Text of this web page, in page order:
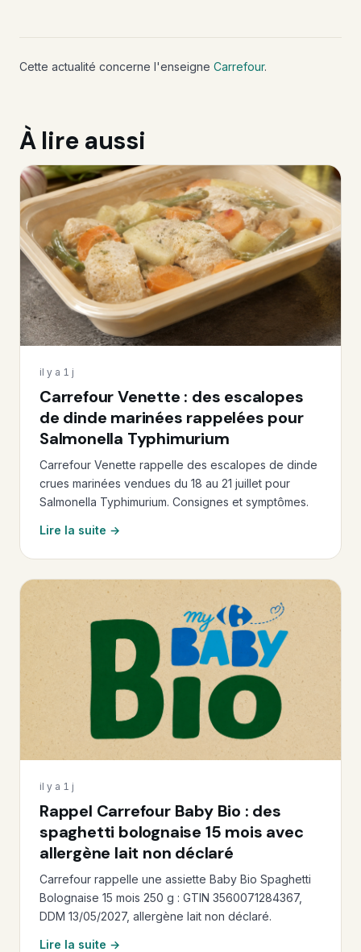
Cette actualité concerne l'enseigne Carrefour.
À lire aussi
il y a 1 j
Carrefour Venette : des escalopes
de dinde marinées rappelées pour
Salmonella Typhimurium
Carrefour Venette rappelle des escalopes de dinde
crues marinées vendues du 18 au 21 juillet pour
Salmonella Typhimurium. Consignes et symptômes.
Lire la suite →
il y a 1 j
Rappel Carrefour Baby Bio : des
spaghetti bolognaise 15 mois avec
allergène lait non déclaré
Carrefour rappelle une assiette Baby Bio Spaghetti
Bolognaise 15 mois 250 g : GTIN 3560071284367,
DDM 13/05/2027, allergène lait non déclaré.
Lire la suite →